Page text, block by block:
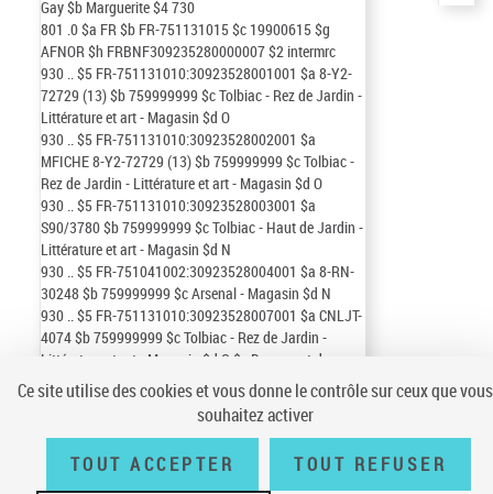
Gay$b Marguerite$4730
801 .0$a FR$b FR-751131015$c 19900615$g
AFNOR$h FRBNF309235280000007$2 intermrc
930 ..$5 FR-751131010:30923528001001 $a 8-Y2-
72729 (13)$b759999999 $cTolbiac - Rez de Jardin -
Littérature et art - Magasin $d O
930 ..$5 FR-751131010:30923528002001 $a
MFICHE 8-Y2-72729 (13)$b759999999 $cTolbiac -
Rez de Jardin - Littérature et art - Magasin $d O
930 ..$5 FR-751131010:30923528003001 $a
S90/3780$b759999999 $cTolbiac - Haut de Jardin -
Littérature et art - Magasin $d N
930 ..$5 FR-751041002:30923528004001 $a 8-RN-
30248$b759999999 $cArsenal - Magasin $d N
930 ..$5 FR-751131010:30923528007001 $a CNLJT-
4074$b759999999 $cTolbiac - Rez de Jardin -
Littérature et art - Magasin $d O $v Document de
réserve
Conditions générales d'utilisation | Plan du site
Écrire à la
Ce site utilise des cookies et vous donne le contrôle sur ceux que vous
souhaitez activer
TOUT ACCEPTER TOUT REFUSER